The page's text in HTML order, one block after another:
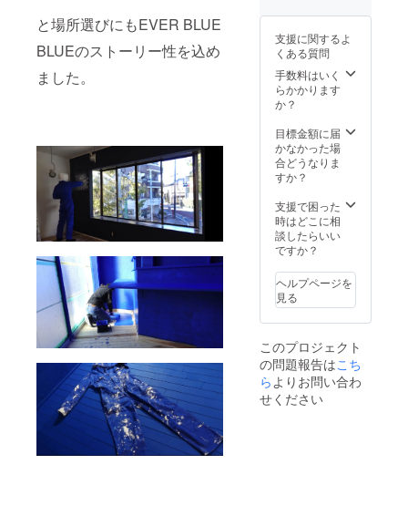
と場所選びにもEVER BLUE
BLUEのストーリー性を込め
ました。
すか、
品質に
は問題
ありま
せん。
は皮フ
科医へ
相談し
てくだ
さい。
開封後
く使い
切りを
お願い
物成分
を配合
してい
る特性
りや沈
澱、変
色が生
じる可
ありま
すか、
品質に
は問題
ありま
よく注
異常の
ある時
はご使
用をお
控えく
い。 ま
た使用
中に赤
みや腫
みや刺
激等の
異常が
出た場
ぐに使
用を中
止して
くださ
常が残
る場合
は皮フ
科医へ
相談し
支援に関するよ
くある質問
手数料はいく
らかかります
か？
目標金額に届
かなかった場
合どうなりま
すか？
支援で困った
時はどこに相
談したらいい
ですか？
ヘルプページを
見る
このプロジェクト
の問題報告はこち
ら よりお問い合わ
せください